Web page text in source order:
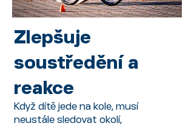
Zlepšuje
soustředění a
reakce
Když dítě jede na kole, musí
neustále sledovat okolí,